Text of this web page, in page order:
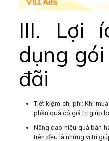
III. Lợi
dụng
đãi
Tiết kiệm chi phí: Khi
phần quà có giá trị giúp
Nâng cao hiệu quả bán
trên đều là những vị trí